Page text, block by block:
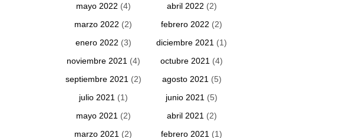
mayo 2022 (4) abril 2022 (2)
marzo 2022 (2) febrero 2022 (2)
enero 2022 (3) diciembre 2021 (1)
noviembre 2021 (4) octubre 2021 (4)
septiembre 2021 (2) agosto 2021 (5)
julio 2021 (1) junio 2021 (5)
mayo 2021 (2) abril 2021 (2)
marzo 2021 (2) febrero 2021 (1)